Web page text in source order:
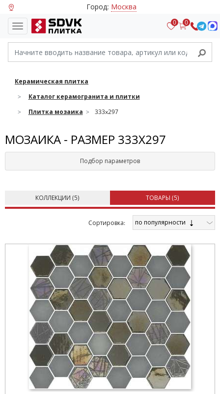
Город: Москва
0 0
Керамическая плитка
Каталог керамогранита и плитки
Плитка мозаика
333x297
МОЗАИКА - РАЗМЕР 333X297
Подбор параметров
КОЛЛЕКЦИИ (5) ТОВАРЫ (5)
Cортировка: по популярности